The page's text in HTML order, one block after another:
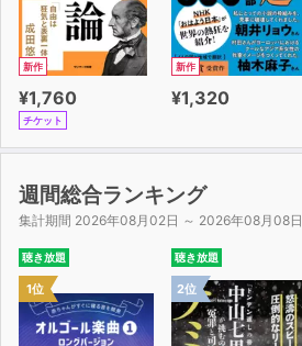
新作
¥1,760
チケット
新作
¥1,320
週間総合ランキング
集計期間 2026年08月02日 ～ 2026年08月08日
聴き放題
1位
聴き放題
2位